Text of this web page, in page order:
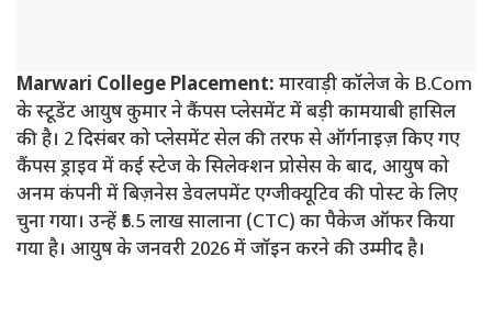
Marwari College Placement: मारवाड़ी कॉलेज के B.Com
के स्टूडेंट आयुष कुमार ने कैंपस प्लेसमेंट में बड़ी कामयाबी हासिल
की है। 2 दिसंबर को प्लेसमेंट सेल की तरफ से ऑर्गनाइज़ किए गए
कैंपस ड्राइव में कई स्टेज के सिलेक्शन प्रोसेस के बाद, आयुष को
अनम कंपनी में बिज़नेस डेवलपमेंट एग्जीक्यूटिव की पोस्ट के लिए
चुना गया। उन्हें ₹5.5 लाख सालाना (CTC) का पैकेज ऑफर किया
गया है। आयुष के जनवरी 2026 में जॉइन करने की उम्मीद है।